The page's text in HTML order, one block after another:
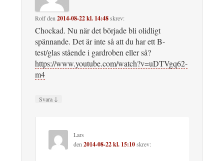
Rolfden 2014-08-22 kl. 14:48skrev:
Chockad. Nu när det började bli olidligt
spännande. Det är inte så att du har ett B-
test/glas stående i gardroben eller så?
https://www.youtube.com/watch?v=uDTVgq62-
m4
Svara ↓
Lars
den 2014-08-22 kl. 15:10skrev: